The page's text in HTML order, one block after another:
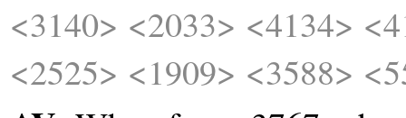
<3140> <2033> <4134>
<2525> <1909> <3588>